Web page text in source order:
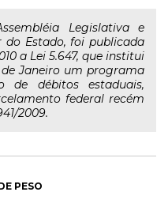
Legislativa e
do Estado, foi publicada
a Lei 5.647, que institui
Janeiro um programa
de débitos estaduais,
federal recém
2009.
PESO